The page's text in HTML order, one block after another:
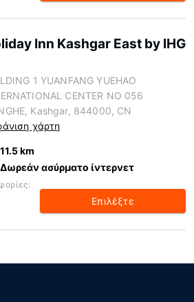
Inn Kashgar East by IHG
1 YUANFANG YUEHAO
CENTER NO 056
Kashgar, 844000, CN
χάρτη
11.5 km
Δωρεάν ασύρματο ίντερνετ
Επιλέξτε